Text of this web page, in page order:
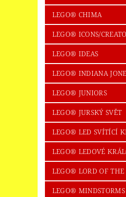
LEGO® CHIMA
LEGO® ICONS/
LEGO® IDEAS
LEGO® INDIANA
LEGO® JUNIORS
LEGO® JURSKÝ SVĚT
LEGO® LED SVÍTÍCÍ
LEGO® LEDOVÉ
LEGO® LORD OF THE
LEGO® MINDSTORMS